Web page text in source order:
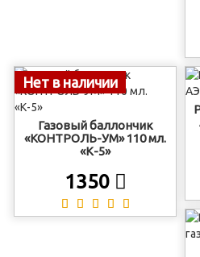
Нет в наличии
Газовый баллончик
«КОНТРОЛЬ-УМ» 110 мл.
«К-5»
1350